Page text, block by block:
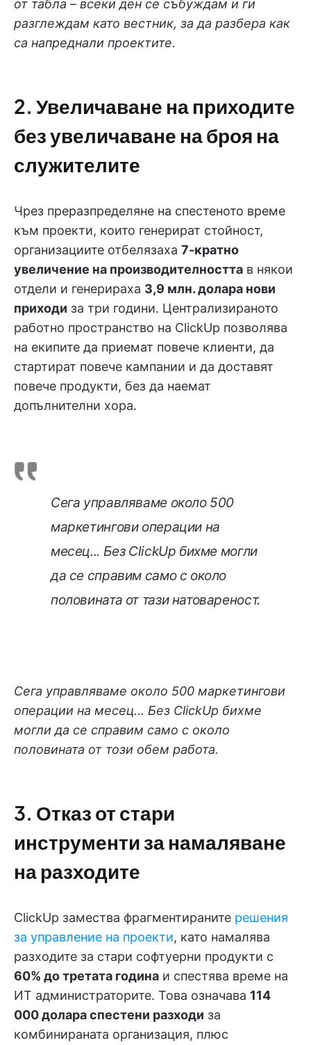
от табла – всеки ден се събуждам и ги
разглеждам като вестник, за да разбера как
са напреднали проектите.
2. Увеличаване на приходите
без увеличаване на броя на
служителите
Чрез преразпределяне на спестеното време
към проекти, които генерират стойност,
организациите отбелязаха 7-кратно
увеличение на производителността в някои
отдели и генерираха 3,9 млн. долара нови
приходи за три години. Централизираното
работно пространство на ClickUp позволява
на екипите да приемат повече клиенти, да
стартират повече кампании и да доставят
повече продукти, без да наемат
допълнителни хора.
Сега управляваме около 500
маркетингови операции на
месец... Без ClickUp бихме могли
да се справим само с около
половината от тази натовареност.
Сега управляваме около 500 маркетингови
операции на месец... Без ClickUp бихме
могли да се справим само с около
половината от този обем работа.
3. Отказ от стари
инструменти за намаляване
на разходите
ClickUp замества фрагментираните решения
за управление на проекти, като намалява
разходите за стари софтуерни продукти с
60% до третата година и спестява време на
ИТ администраторите. Това означава 114
000 долара спестени разходи за
комбинираната организация, плюс